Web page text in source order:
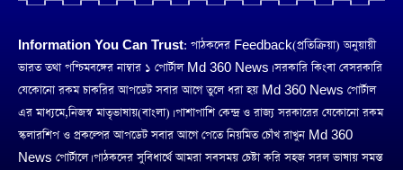
Information You Can Trust: পাঠকদের Feedback(প্রতিক্রিয়া) অনুয়ায়ী
ভারত তথা পশ্চিমবঙ্গের নাম্বার ১ পোর্টাল Md 360 News। সরকারি কিংবা বেসরকারি
যেকোনো রকম চাকরির আপডেট সবার আগে তুলে ধরা হয় Md 360 News পোর্টাল
এর মাধ্যমে,নিজস্ব মাতৃভাষায়(বাংলা)। পাশাপাশি কেন্দ্র ও রাজ্য সরকারের যেকোনো রকম
স্কলারশিপ ও প্রকল্পের আপডেট সবার আগে পেতে নিয়মিত চোঁখ রাখুন Md 360
News পোর্টালে। পাঠকদের সুবিধার্থে আমরা সবসময় চেষ্টা করি সহজ সরল ভাষায় সমস্ত